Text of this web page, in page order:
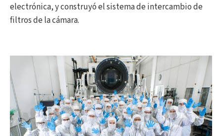
electrónica, y construyó el sistema de intercambio de
filtros de la cámara.